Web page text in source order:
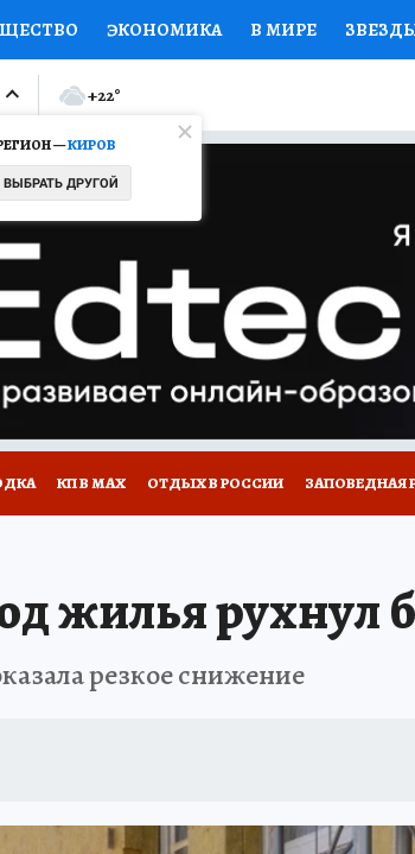
ЭКОНОМИКА В МИРЕ
ПРОИСШЕСТВИЯ НАЦИОНАЛЬНЫЕ
МИР Я ЗНАЮ СЕМЬЯ ЖЕНСКИЕ
СЕРИАЛЫ
КОНКУРСЫ
—КИРОВ
ВЫБРАТЬ ДРУГОЙ
+22°
КП В МАХ ОТДЫХ В РОССИИ ЗАПОВЕДНАЯ
жилья рухнул
резкое снижение